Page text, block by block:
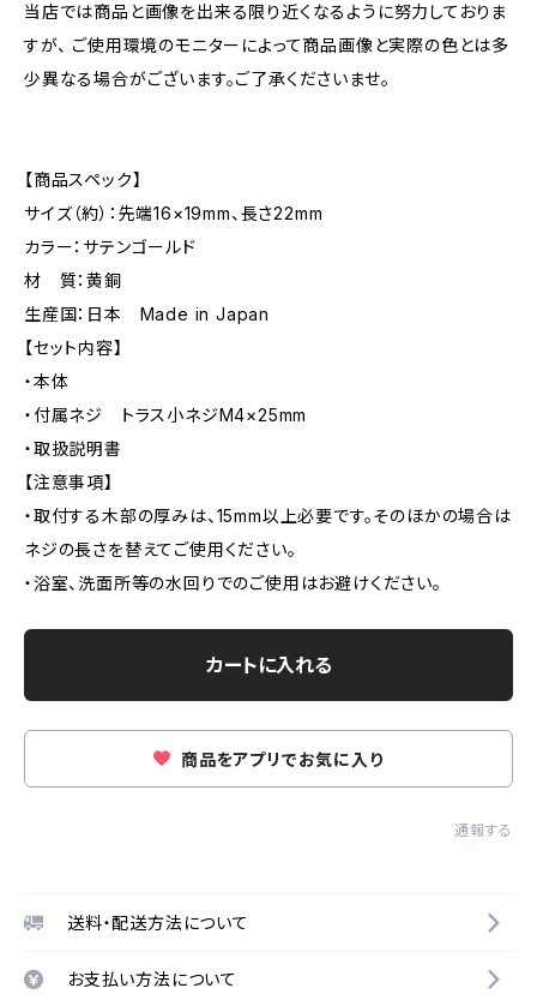
当店では商品と画像を出来る限り近くなるように努力しておりま
すが、 ご使用環境のモニターによって商品画像と実際の色とは多
少異なる場合がございます。ご了承くださいませ。
【商品スペック】
サイズ（約）：先端16×19mm、長さ22mm
カラー：サテンゴールド
材 質：黄銅
生産国：日本 Made in Japan
【セット内容】
・本体
・付属ネジ トラス小ネジM4×25mm
・取扱説明書
【注意事項】
・取付する木部の厚みは、15mm以上必要です。そのほかの場合は
ネジの長さを替えてご使用ください。
・浴室、洗面所等の水回りでのご使用はお避けください。
カートに入れる
商品をアプリでお気に入り
通報する
送料・配送方法について
お支払い方法について